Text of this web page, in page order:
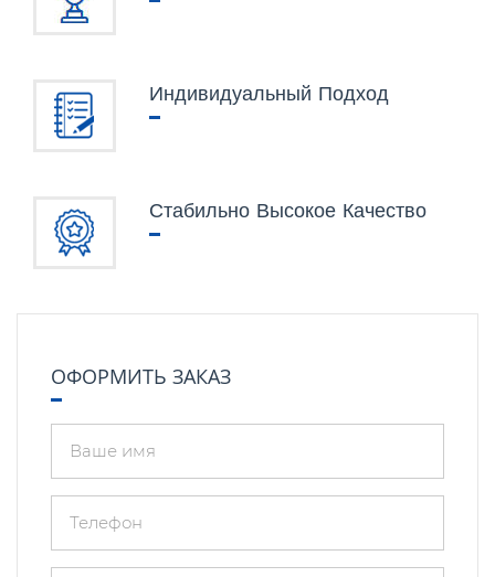
Индивидуальный Подход
Стабильно Высокое Качество
ОФОРМИТЬ ЗАКАЗ